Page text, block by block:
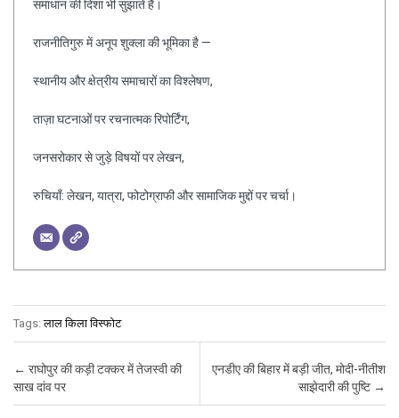
समाधान की दिशा भी सुझाते हैं।
राजनीतिगुरु में अनूप शुक्ला की भूमिका है —
स्थानीय और क्षेत्रीय समाचारों का विश्लेषण,
ताज़ा घटनाओं पर रचनात्मक रिपोर्टिंग,
जनसरोकार से जुड़े विषयों पर लेखन,
रुचियाँ: लेखन, यात्रा, फोटोग्राफी और सामाजिक मुद्दों पर चर्चा।
Tags:लाल किला विस्फोट
Post navigation
← राघोपुर की कड़ी टक्कर में तेजस्वी की
साख दांव पर
एनडीए की बिहार में बड़ी जीत, मोदी-नीतीश
साझेदारी की पुष्टि →